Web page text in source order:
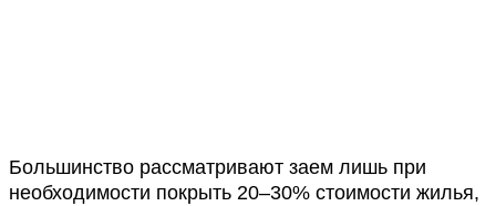
Большинство рассматривают заем лишь при
необходимости покрыть 20–30% стоимости жилья,